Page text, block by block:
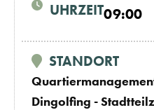
UHRZEIT09:00
STANDORT
Dingolfing -